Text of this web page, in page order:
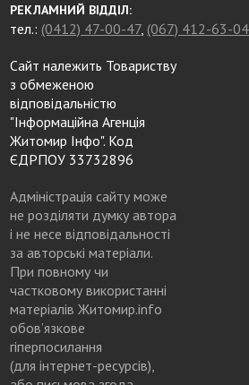
РЕКЛАМНИЙ ВІДДІЛ:
тел.: (0412) 47-00-47, (067) 412-63-04
Сайт належить Товариству
з обмеженою
відповідальністю
"Інформаційна Агенція
Житомир Інфо". Код
ЄДРПОУ 33732896
Адміністрація сайту може
не розділяти думку автора
і не несе відповідальності
за авторські матеріали.
При повному чи
частковому використанні
матеріалів Житомир.info
обов’язкове
гіперпосилання
(для інтернет-ресурсів),